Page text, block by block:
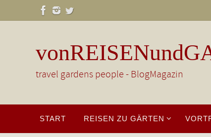
Inhalt
travel gardens people - BlogMagazin
springen
START REISEN ZU GÄRTEN